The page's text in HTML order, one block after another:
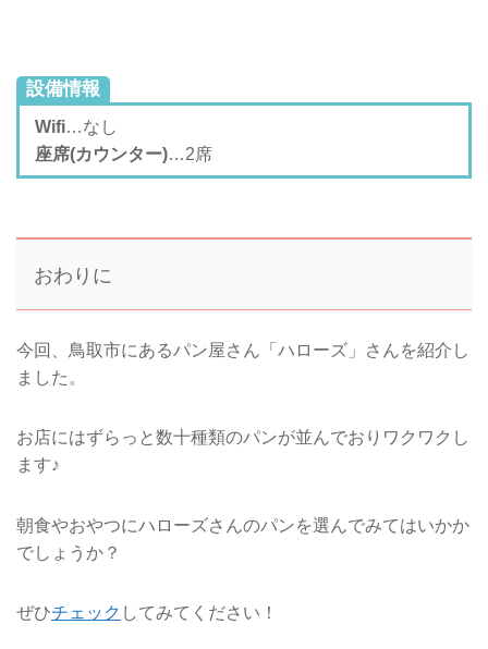
設備情報
Wifi…なし
座席(カウンター)…2席
おわりに
今回、鳥取市にあるパン屋さん「ハローズ」さんを紹介し
ました。
お店にはずらっと数十種類のパンが並んでおりワクワクし
ます♪
朝食やおやつにハローズさんのパンを選んでみてはいかか
でしょうか？
ぜひチェック してみてください！